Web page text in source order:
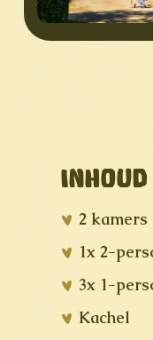
2 kamers
1x 2-
3x 1-
Kachel